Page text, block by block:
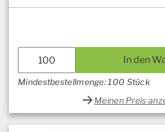
In den
Mindestbestellmenge: 100 Stück
Meinen Preis